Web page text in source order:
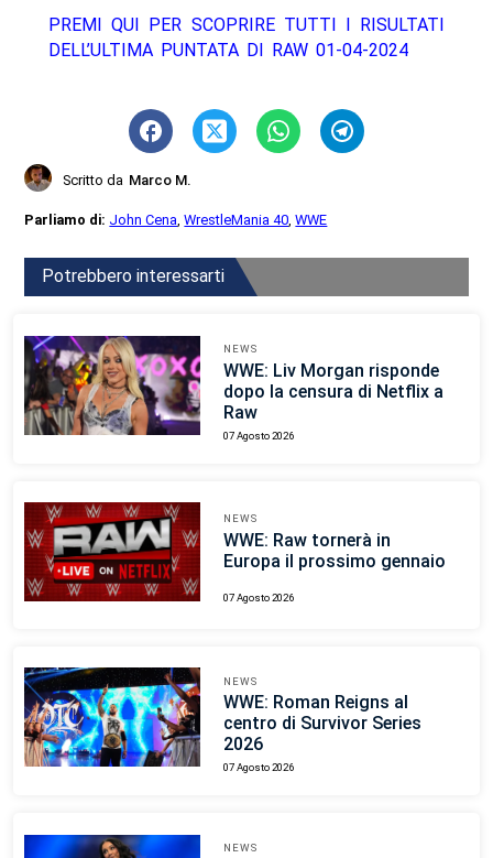
PREMI QUI PER SCOPRIRE TUTTI I RISULTATI
DELL’ULTIMA PUNTATA DI RAW 01-04-2024
Scritto da Marco M.
Parliamo di: John Cena,WrestleMania 40,WWE
Potrebbero interessarti
NEWS
WWE: Liv Morgan risponde
dopo la censura di Netflix a
Raw
07 Agosto 2026
NEWS
WWE: Raw tornerà in
Europa il prossimo gennaio
07 Agosto 2026
NEWS
WWE: Roman Reigns al
centro di Survivor Series
2026
07 Agosto 2026
NEWS